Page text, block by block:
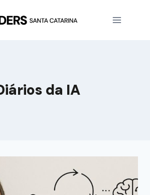
da IA